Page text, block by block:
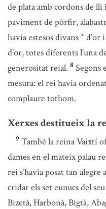
de plata amb cordons de
paviment de pòrfir,
havia estesos divans * d’or
d’or, totes diferents l’una
generositat reial. 8 Segons
mesura: el rei havia
complaure tothom.
Xerxes destitueix la
9 També la reina Vaixtí
dames en el mateix palau
rei s’havia posat tan alegre
cridar els set eunucs del
Bizetà, Harbonà, Bigtà,